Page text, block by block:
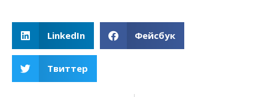
LinkedIn Фейсбук
Твиттер